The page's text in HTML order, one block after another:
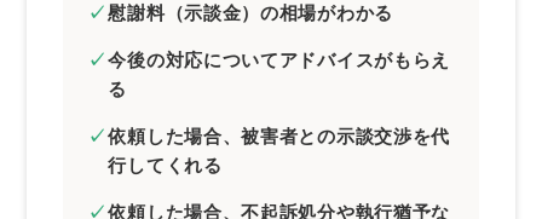
被害者と示談が成立すれば確実に不起訴処分
を獲得できる？
さいごに｜痴漢事件は早期解決がカギ！お悩み
の方は弁護士に相談を
慰謝料（示談金）の相場がわかる
今後の対応についてアドバイスがもらえ
る
依頼した場合、被害者との示談交渉を代
行してくれる
依頼した場合、不起訴処分や執行猶予な